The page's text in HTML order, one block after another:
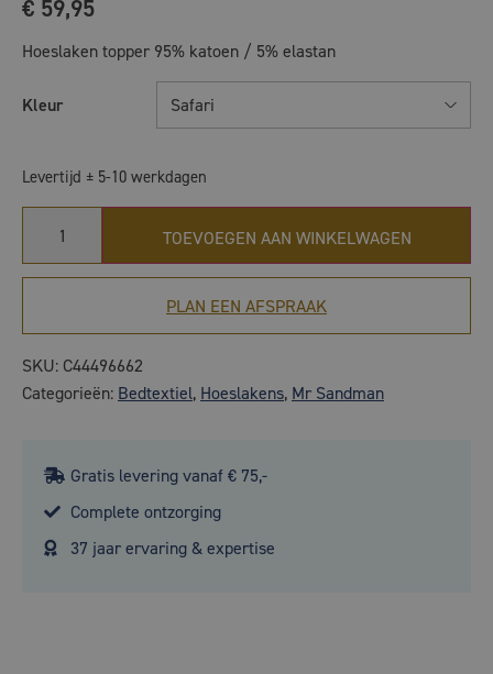
€ 59,95
Hoeslaken topper 95% katoen / 5% elastan
Kleur Safari
Levertijd ± 5-10 werkdagen
TOEVOEGEN AAN WINKELWAGEN
PLAN EEN AFSPRAAK
SKU: C44496662
Categorieën: Bedtextiel, Hoeslakens, Mr Sandman
Gratis levering vanaf € 75,-
Complete ontzorging
37 jaar ervaring & expertise